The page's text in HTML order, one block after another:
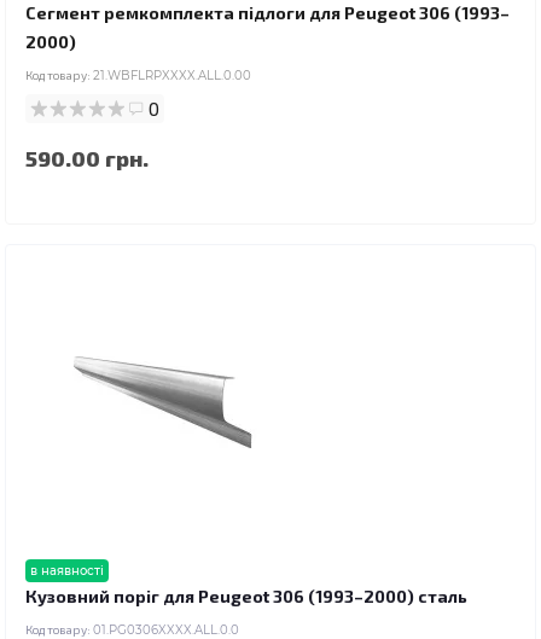
Сегмент ремкомплекта підлоги для Peugeot 306 (1993–
2000)
Код товару: 21.WBFLRPXXXX.ALL.0.00
0
590.00 грн.
в наявності
Кузовний поріг для Peugeot 306 (1993–2000) сталь
Код товару: 01.PG0306XXXX.ALL.0.0